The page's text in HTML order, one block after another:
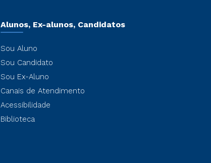
Alunos, Ex-alunos, Candidatos
Sou Aluno
Sou Candidato
Sou Ex-Aluno
Canais de Atendimento
Acessibilidade
Biblioteca